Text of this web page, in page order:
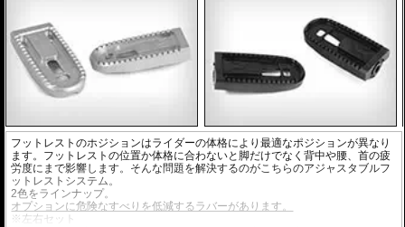
フットレストのホジションはライダーの体格により最適なポジションが異なり
ます。フットレストの位置か体格に合わないと脚だけでなく背中や腰、首の疲
労度にまで影響します。そんな問題を解決するのがこちらのアジャスタブルフ
ットレストシステム。
2色をラインナップ。
オプションに危険なすべりを低減するラバーがあります。
※左右セット